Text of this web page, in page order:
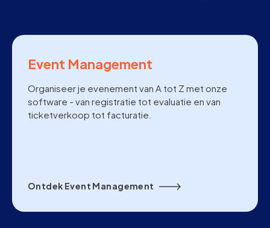
Event Management
Organiseer je evenement van A tot Z met onze
software - van registratie tot evaluatie en van
ticketverkoop tot facturatie.
Ontdek Event Management